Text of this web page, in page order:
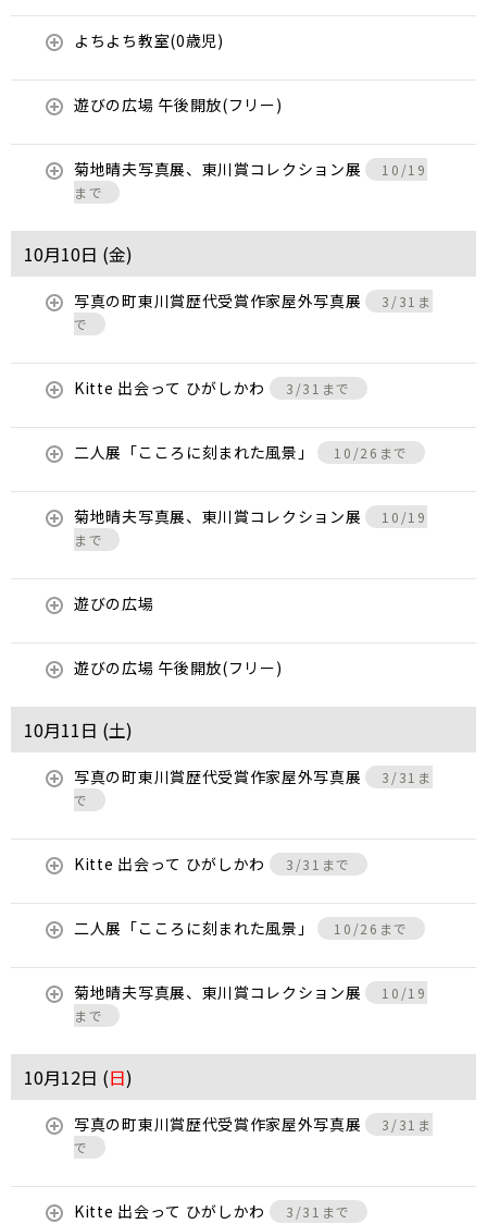
よちよち教室(0歳児)
遊びの広場 午後開放(フリー)
菊地晴夫写真展、東川賞コレクション展
10/19
まで
10月10日 (金)
写真の町東川賞歴代受賞作家屋外写真展
3/31ま
で
Kitte 出会って ひがしかわ 3/31まで
二人展「こころに刻まれた風景」 10/26まで
菊地晴夫写真展、東川賞コレクション展
10/19
まで
遊びの広場
遊びの広場 午後開放(フリー)
10月11日 (土)
写真の町東川賞歴代受賞作家屋外写真展
3/31ま
で
Kitte 出会って ひがしかわ 3/31まで
二人展「こころに刻まれた風景」 10/26まで
菊地晴夫写真展、東川賞コレクション展
10/19
まで
10月12日 (日)
写真の町東川賞歴代受賞作家屋外写真展
3/31ま
で
Kitte 出会って ひがしかわ 3/31まで